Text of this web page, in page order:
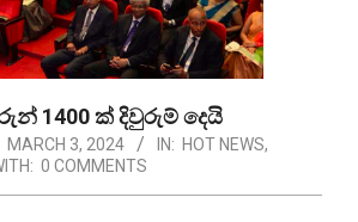
1400 ක් දිවුරුම් දෙයි
MARCH 3, 2024 IN: HOT NEWS,
0 COMMENTS